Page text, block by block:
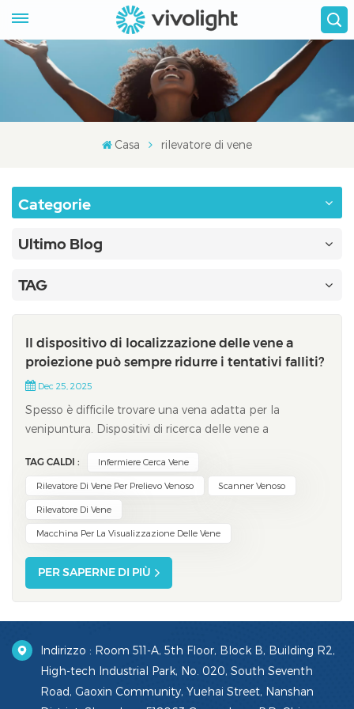
Casa rilevatore di vene
Categorie
Ultimo Blog
TAG
Il dispositivo di localizzazione delle vene a
proiezione può sempre ridurre i tentativi falliti?
Dec 25, 2025
Spesso è difficile trovare una vena adatta per la
venipuntura. Dispositivi di ricerca delle vene a
grande differenza. Gli studi dimostrano che i tassi di
successo al primo tentativo salgono all'87,1% con questi
dispositivi, rispetto al solo 46,8...
TAG CALDI : Infermiere Cerca Vene
Rilevatore Di Vene Per Prelievo Venoso Scanner Venoso
Rilevatore Di Vene
Macchina Per La Visualizzazione Delle Vene
PER SAPERNE DI PIÙ
Indirizzo : Room 511-A, 5th Floor, Block B, Building R2,
High-tech Industrial Park, No. 020, South Seventh
Road, Gaoxin Community, Yuehai Street, Nanshan